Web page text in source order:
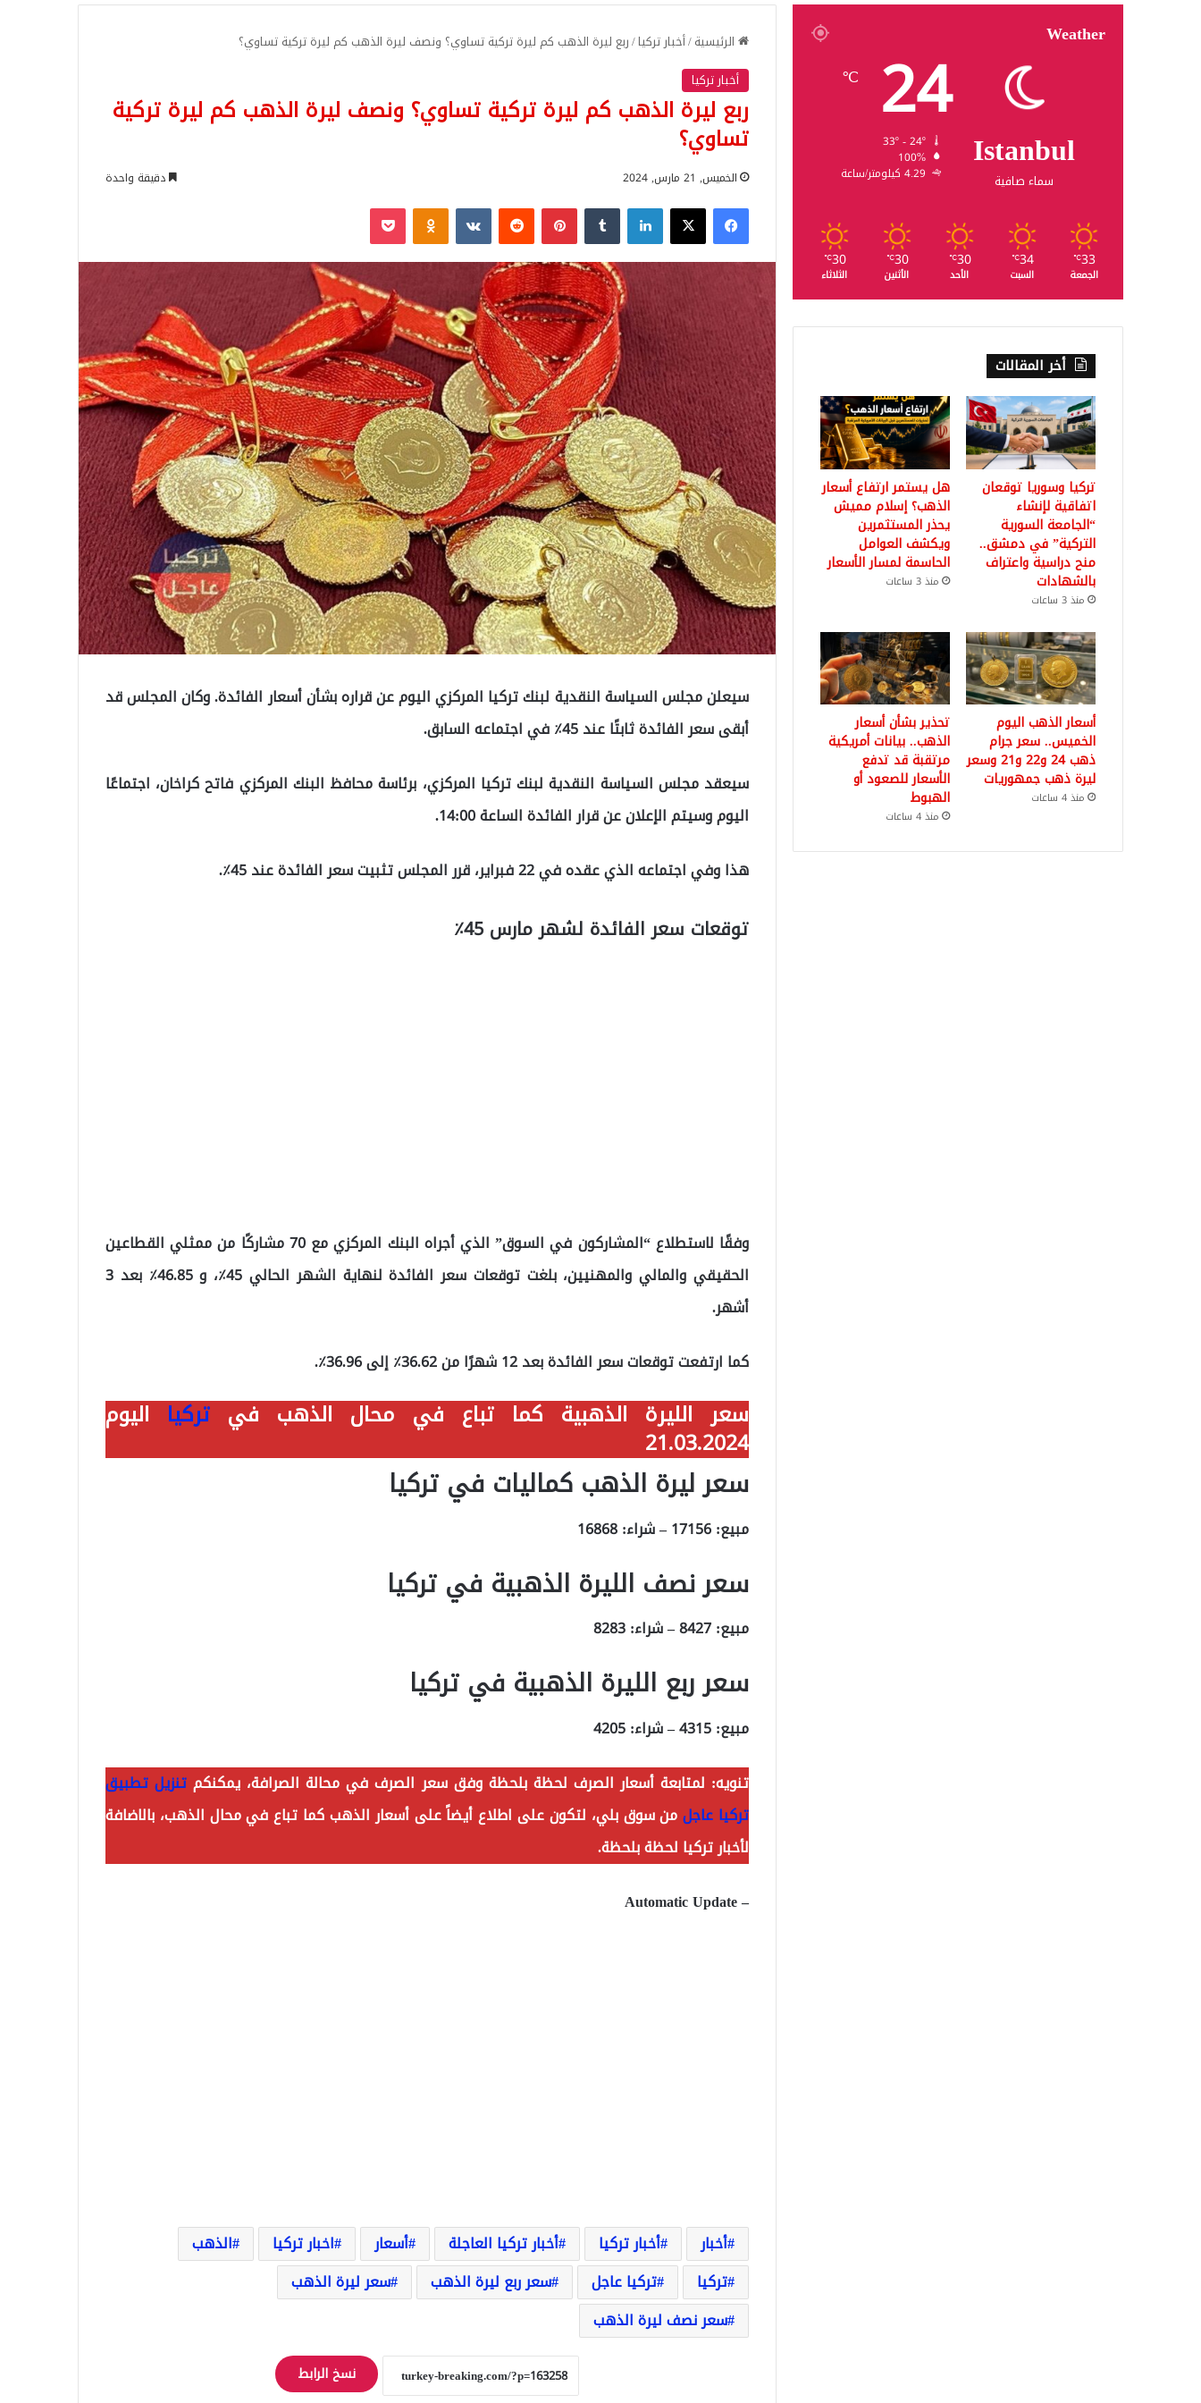
الرئيسية/أخبار تركيا/ربع ليرة الذهب كم ليرة تركية تساوي؟ ونصف ليرة الذهب كم ليرة تركية تساوي؟
أخبار تركيا
ربع ليرة الذهب كم ليرة تركية تساوي؟ ونصف ليرة الذهب كم ليرة تركية
تساوي؟
الخميس, 21 مارس, 2024 دقيقة واحدة
فيسبوك‫X لينكدإن بينتيريست Odnoklassniki
‫Pocket
سيعلن مجلس السياسة النقدية لبنك تركيا المركزي اليوم عن قراره بشأن أسعار الفائدة. وكان المجلس قد
أبقى سعر الفائدة ثابتًا عند 45٪ في اجتماعه السابق.
سيعقد مجلس السياسة النقدية لبنك تركيا المركزي، برئاسة محافظ البنك المركزي فاتح كراخان، اجتماعًا
اليوم وسيتم الإعلان عن قرار الفائدة الساعة 14:00.
هذا وفي اجتماعه الذي عقده في 22 فبراير، قرر المجلس تثبيت سعر الفائدة عند 45٪.
توقعات سعر الفائدة لشهر مارس 45٪
وفقًا لاستطلاع “المشاركون في السوق” الذي أجراه البنك المركزي مع 70 مشاركًا من ممثلي القطاعين
الحقيقي والمالي والمهنيين، بلغت توقعات سعر الفائدة لنهاية الشهر الحالي 45٪، و 46.85٪ بعد 3
أشهر.
كما ارتفعت توقعات سعر الفائدة بعد 12 شهرًا من 36.62٪ إلى 36.96٪.
سعر الليرة الذهبية كما تباع في محال الذهب في تركيا اليوم
21.03.2024
سعر ليرة الذهب كماليات في تركيا
مبيع: 17156 – شراء: 16868
سعر نصف الليرة الذهبية في تركيا
مبيع: 8427 – شراء: 8283
سعر ربع الليرة الذهبية في تركيا
مبيع: 4315 – شراء: 4205
تنويه: لمتابعة أسعار الصرف لحظة بلحظة وفق سعر الصرف في محالة الصرافة، يمكنكم تنزيل تطبيق
تركيا عاجلمن سوق بلي، لتكون على اطلاع أيضاً على أسعار الذهب كما تباع في محال الذهب، بالاضافة
لأخبار تركيا لحظة بلحظة.
– Automatic Update
أخبار أخبار تركيا أخبار تركيا العاجلة أسعار اخبار تركيا
الذهب
تركيا
تركيا عاجل سعر ربع ليرة الذهب
سعر ليرة الذهب
سعر نصف ليرة الذهب
نسخ الرابط
Weather
Istanbul
سماء صافية
24
℃
100%
4.29 كيلومتر/ساعة
33
℃
الجمعة
34
℃
السبت
30
℃
الأحد
30
℃
الأثنين
30
℃
الثلاثاء
أخر المقالات
تركيا وسوريا توقعان
اتفاقية لإنشاء
“الجامعة السورية
التركية” في دمشق..
منح دراسية واعتراف
بالشهادات
منذ 3 ساعات
هل يستمر ارتفاع أسعار
الذهب؟ إسلام مميش
يحذر المستثمرين
ويكشف العوامل
الحاسمة لمسار الأسعار
منذ 3 ساعات
أسعار الذهب اليوم
الخميس.. سعر جرام
ذهب 24 و22 و21 وسعر
ليرة ذهب جمهوريات
منذ 4 ساعات
تحذير بشأن أسعار
الذهب.. بيانات أمريكية
مرتقبة قد تدفع
الأسعار للصعود أو
الهبوط
منذ 4 ساعات